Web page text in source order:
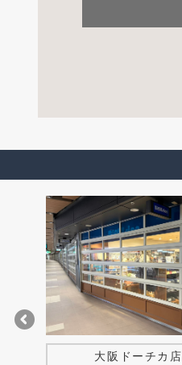
大阪ドーチカ店